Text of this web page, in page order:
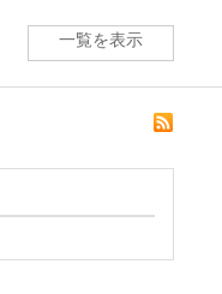
一覧を表示